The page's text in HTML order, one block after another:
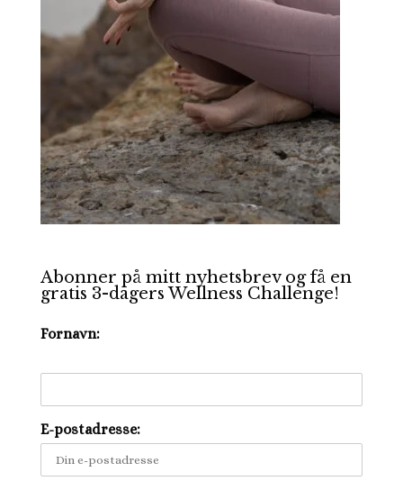
Abonner på mitt nyhetsbrev og få en
gratis 3-dagers Wellness Challenge!
Fornavn:
E-postadresse: